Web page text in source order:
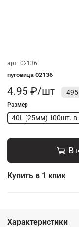
арт. 02136
пуговица 02136
4.95 ₽/шт
Размер
40L (25мм) 100шт. в
В
Купить в 1 клик
Характеристики